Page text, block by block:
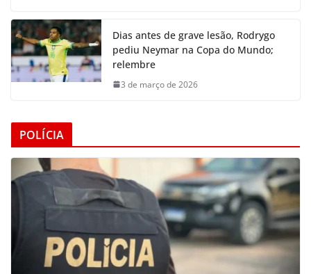
Dias antes de grave lesão, Rodrygo
pediu Neymar na Copa do Mundo;
relembre
3 de março de 2026
POLÍCIA